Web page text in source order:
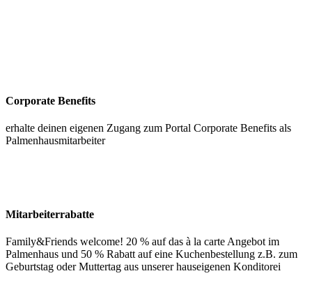
Corporate Benefits
erhalte deinen eigenen Zugang zum Portal Corporate Benefits als
Palmenhausmitarbeiter
Mitarbeiterrabatte
Family&Friends welcome! 20 % auf das à la carte Angebot im
Palmenhaus und 50 % Rabatt auf eine Kuchenbestellung z.B. zum
Geburtstag oder Muttertag aus unserer hauseigenen Konditorei